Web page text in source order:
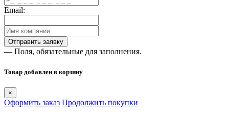
Email:
— Поля, обязательные для заполнения.
Товар добавлен в корзину
×
Оформить заказ Продолжить покупки